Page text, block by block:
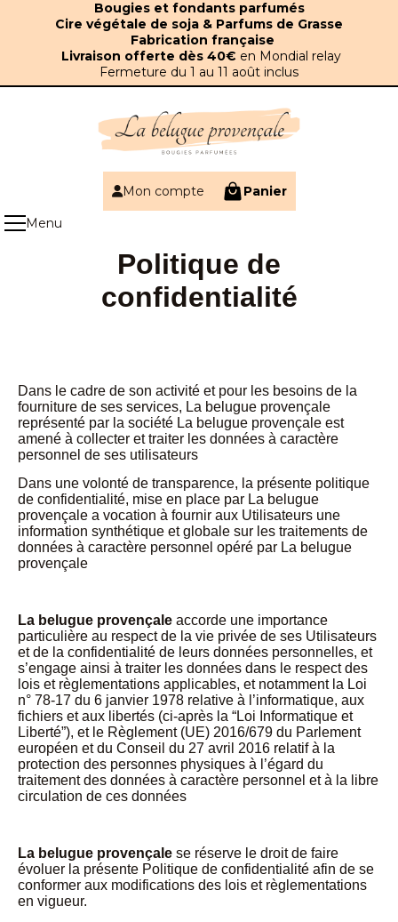
Bougies et fondants parfumés
Cire végétale de soja & Parfums de Grasse
Fabrication française
Livraison offerte dès 40€ en Mondial relay
Fermeture du 1 au 11 août inclus
Mon compte Panier
Politique de
confidentialité
Dans le cadre de son activité et pour les besoins de la
fourniture de ses services, La belugue provençale
représenté par la société La belugue provençale est
amené à collecter et traiter les données à caractère
personnel de ses utilisateurs
Dans une volonté de transparence, la présente politique
de confidentialité, mise en place par La belugue
provençale a vocation à fournir aux Utilisateurs une
information synthétique et globale sur les traitements de
données à caractère personnel opéré par La belugue
provençale
La belugue provençale accorde une importance
particulière au respect de la vie privée de ses Utilisateurs
et de la confidentialité de leurs données personnelles, et
s’engage ainsi à traiter les données dans le respect des
lois et règlementations applicables, et notamment la Loi
n° 78-17 du 6 janvier 1978 relative à l’informatique, aux
fichiers et aux libertés (ci-après la “Loi Informatique et
Liberté”), et le Règlement (UE) 2016/679 du Parlement
européen et du Conseil du 27 avril 2016 relatif à la
protection des personnes physiques à l’égard du
traitement des données à caractère personnel et à la libre
circulation de ces données
La belugue provençale se réserve le droit de faire
évoluer la présente Politique de confidentialité afin de se
conformer aux modifications des lois et règlementations
en vigueur.
Panneau de gestion des cookies